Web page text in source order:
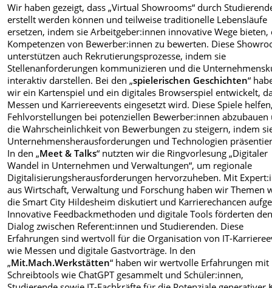
Wir haben gezeigt, dass „Virtual Showrooms“ durch
erstellt werden können und teilweise traditionelle Lebensläufe
ersetzen, indem sie Arbeitgeber:innen innovative Wege bieten,
Kompetenzen von Bewerber:innen zu bewerten. Diese
unterstützen auch Rekrutierungsprozesse, indem sie
Stellenanforderungen kommunizieren und die
interaktiv darstellen. Bei den „spielerischen Geschichten“
wir ein Kartenspiel und ein digitales Browserspiel entwickelt,
Messen und Karriereevents eingesetzt wird. Diese Spiele
Fehlvorstellungen bei potenziellen Bewerber:innen abzubauen
die Wahrscheinlichkeit von Bewerbungen zu steigern, indem
Unternehmensherausforderungen und Technologien
In den „Meet & Talks“ nutzten wir die Ringvorlesung „Digitaler
Wandel in Unternehmen und Verwaltungen“, um regionale
Digitalisierungsherausforderungen hervorzuheben. Mit
aus Wirtschaft,Verwaltung und Forschung haben wir Themen
die Smart City Hildesheim diskutiert und Karrierechancen
Innovative Feedbackmethoden und digitale Tools förderten
Dialog zwischen Referent:innen und Studierenden. Diese
Erfahrungen sind wertvoll für die Organisation von IT-
wie Messen und digitale Gastvorträge. In den
„Mit.Mach.Werkstätten“ haben wir wertvolle Erfahrungen mit
Schreibtools wie ChatGPT gesammelt und Schüler:innen,